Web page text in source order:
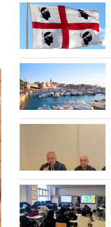
straordinario